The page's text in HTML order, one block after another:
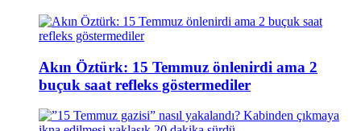
Akın Öztürk: 15 Temmuz önlenirdi ama 2
buçuk saat refleks göstermediler